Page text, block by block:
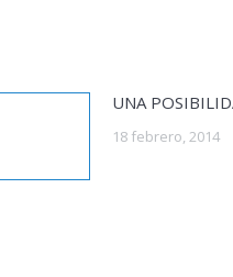
UNA
18 febrero, 2014